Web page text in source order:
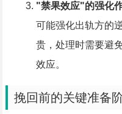
"禁果效应"的强化
可能强化出轨方的
贵，处理时需要避
效应。
挽回前的关键准备